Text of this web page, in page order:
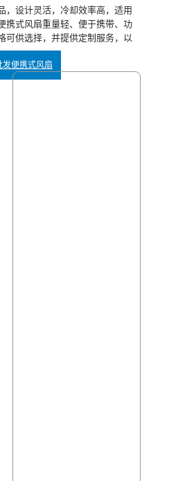
，设计灵活，冷却效率高，适用
携式风扇重量轻、便于携带、功
可供选择，并提供定制服务，以
便携式风扇